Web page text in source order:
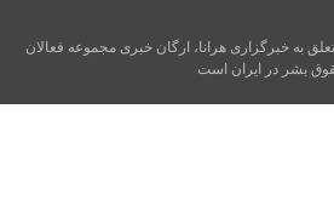
متعلق به خبرگزاری هرانا، ارگان خبری مجموعه فعالان
بشر در ایران است